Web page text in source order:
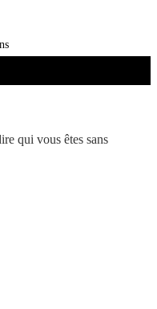
qui vous êtes sans